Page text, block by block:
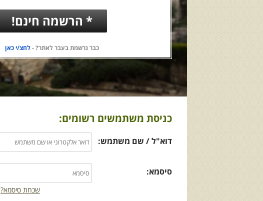
* הרשמה חינם!
כבר נרשמת בעבר לאתר? -לחצ/י כאן
כניסת משתמשים רשומים:
דוא"ל / שם משתמש:
סיסמא:
שכחת סיסמא?